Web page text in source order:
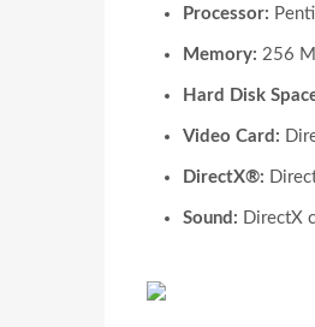
Processor:
Memory: 256
Hard Disk
Video Card:
DirectX®:
Sound: DirectX